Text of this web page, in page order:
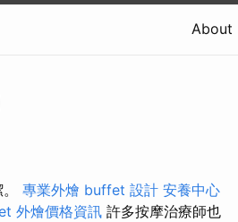
About
專業外燴 buffet 設計 安養中心
外燴價格資訊 許多按摩治療師也